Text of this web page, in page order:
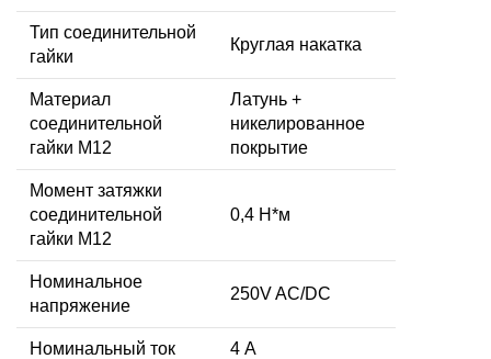
Тип соединительной
гайки
Круглая накатка
Материал
соединительной
гайки M12
Латунь +
никелированное
покрытие
Момент затяжки
соединительной
гайки M12
0,4 Н*м
Номинальное
напряжение
250V AC/DC
Номинальный ток 4 А